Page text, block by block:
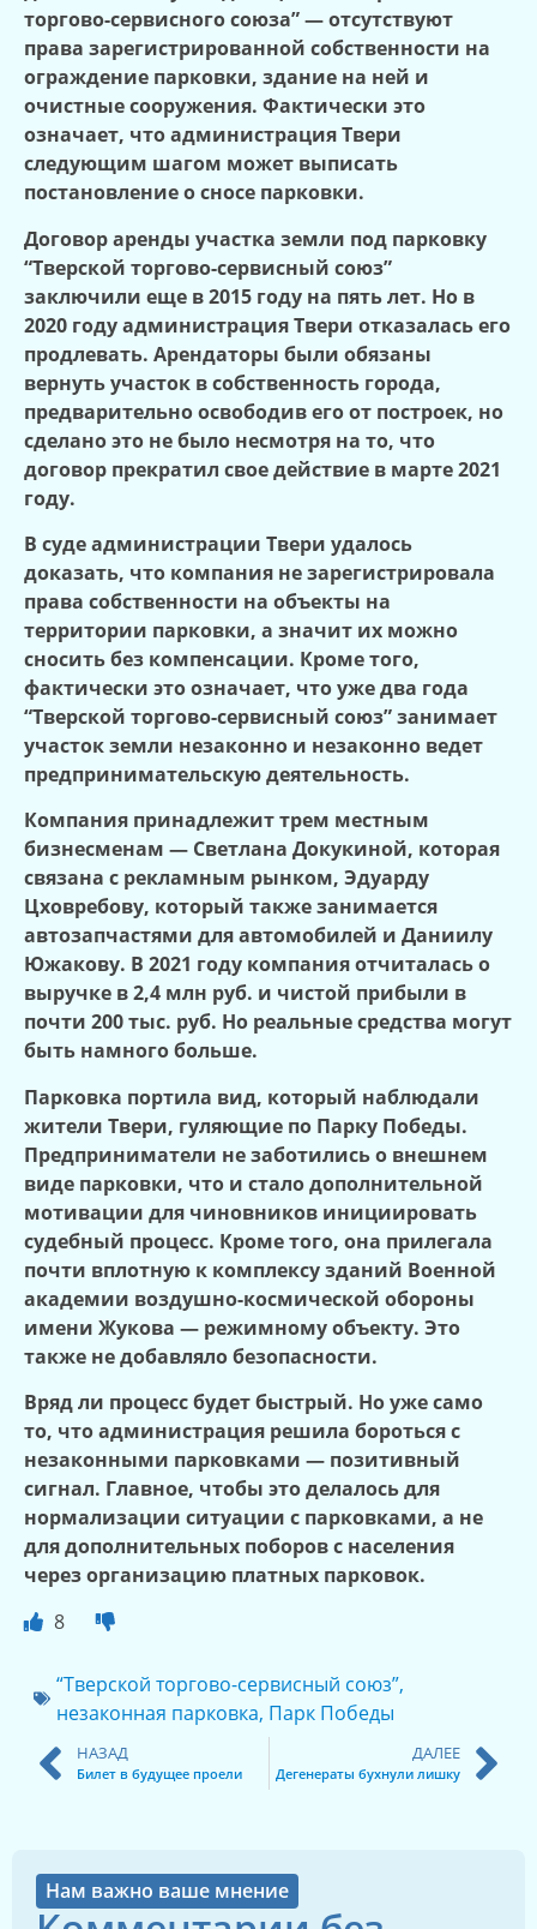
торгово-сервисного союза” — отсутствуют
права зарегистрированной собственности на
ограждение парковки, здание на ней и
очистные сооружения. Фактически это
означает, что администрация Твери
следующим шагом может выписать
постановление о сносе парковки.
Договор аренды участка земли под парковку
“Тверской торгово-сервисный союз”
заключили еще в 2015 году на пять лет. Но в
2020 году администрация Твери отказалась его
продлевать. Арендаторы были обязаны
вернуть участок в собственность города,
предварительно освободив его от построек, но
сделано это не было несмотря на то, что
договор прекратил свое действие в марте 2021
году.
В суде администрации Твери удалось
доказать, что компания не зарегистрировала
права собственности на объекты на
территории парковки, а значит их можно
сносить без компенсации. Кроме того,
фактически это означает, что уже два года
“Тверской торгово-сервисный союз” занимает
участок земли незаконно и незаконно ведет
предпринимательскую деятельность.
Компания принадлежит трем местным
бизнесменам — Светлана Докукиной, которая
связана с рекламным рынком, Эдуарду
Цховребову, который также занимается
автозапчастями для автомобилей и Даниилу
Южакову. В 2021 году компания отчиталась о
выручке в 2,4 млн руб. и чистой прибыли в
почти 200 тыс. руб. Но реальные средства могут
быть намного больше.
Парковка портила вид, который наблюдали
жители Твери, гуляющие по Парку Победы.
Предприниматели не заботились о внешнем
виде парковки, что и стало дополнительной
мотивации для чиновников инициировать
судебный процесс. Кроме того, она прилегала
почти вплотную к комплексу зданий Военной
академии воздушно-космической обороны
имени Жукова — режимному объекту. Это
также не добавляло безопасности.
Вряд ли процесс будет быстрый. Но уже само
то, что администрация решила бороться с
незаконными парковками — позитивный
сигнал. Главное, чтобы это делалось для
нормализации ситуации с парковками, а не
для дополнительных поборов с населения
через организацию платных парковок.
8
“Тверской торгово-сервисный союз”,
незаконная парковка, Парк Победы
НАЗАД
Билет в будущее проели
ДАЛЕЕ
Дегенераты бухнули лишку
Нам важно ваше мнение